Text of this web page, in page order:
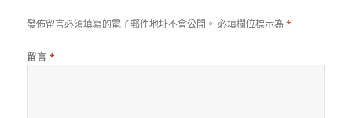
發佈留言必須填寫的電子郵件地址不會公開。 必填欄位標示為*
留言 *